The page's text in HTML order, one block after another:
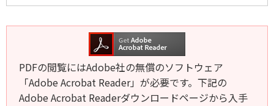
PDFの閲覧にはAdobe社の無償のソフトウェア
「Adobe Acrobat Reader」が必要です。下記の
Adobe Acrobat Readerダウンロードページから入手